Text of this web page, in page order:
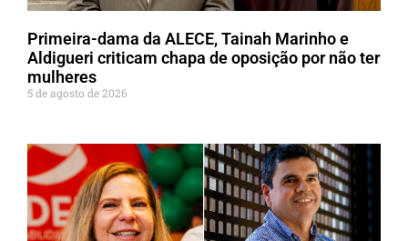
Primeira-dama da ALECE, Tainah Marinho e
Aldigueri criticam chapa de oposição por não ter
mulheres
5 de agosto de 2026